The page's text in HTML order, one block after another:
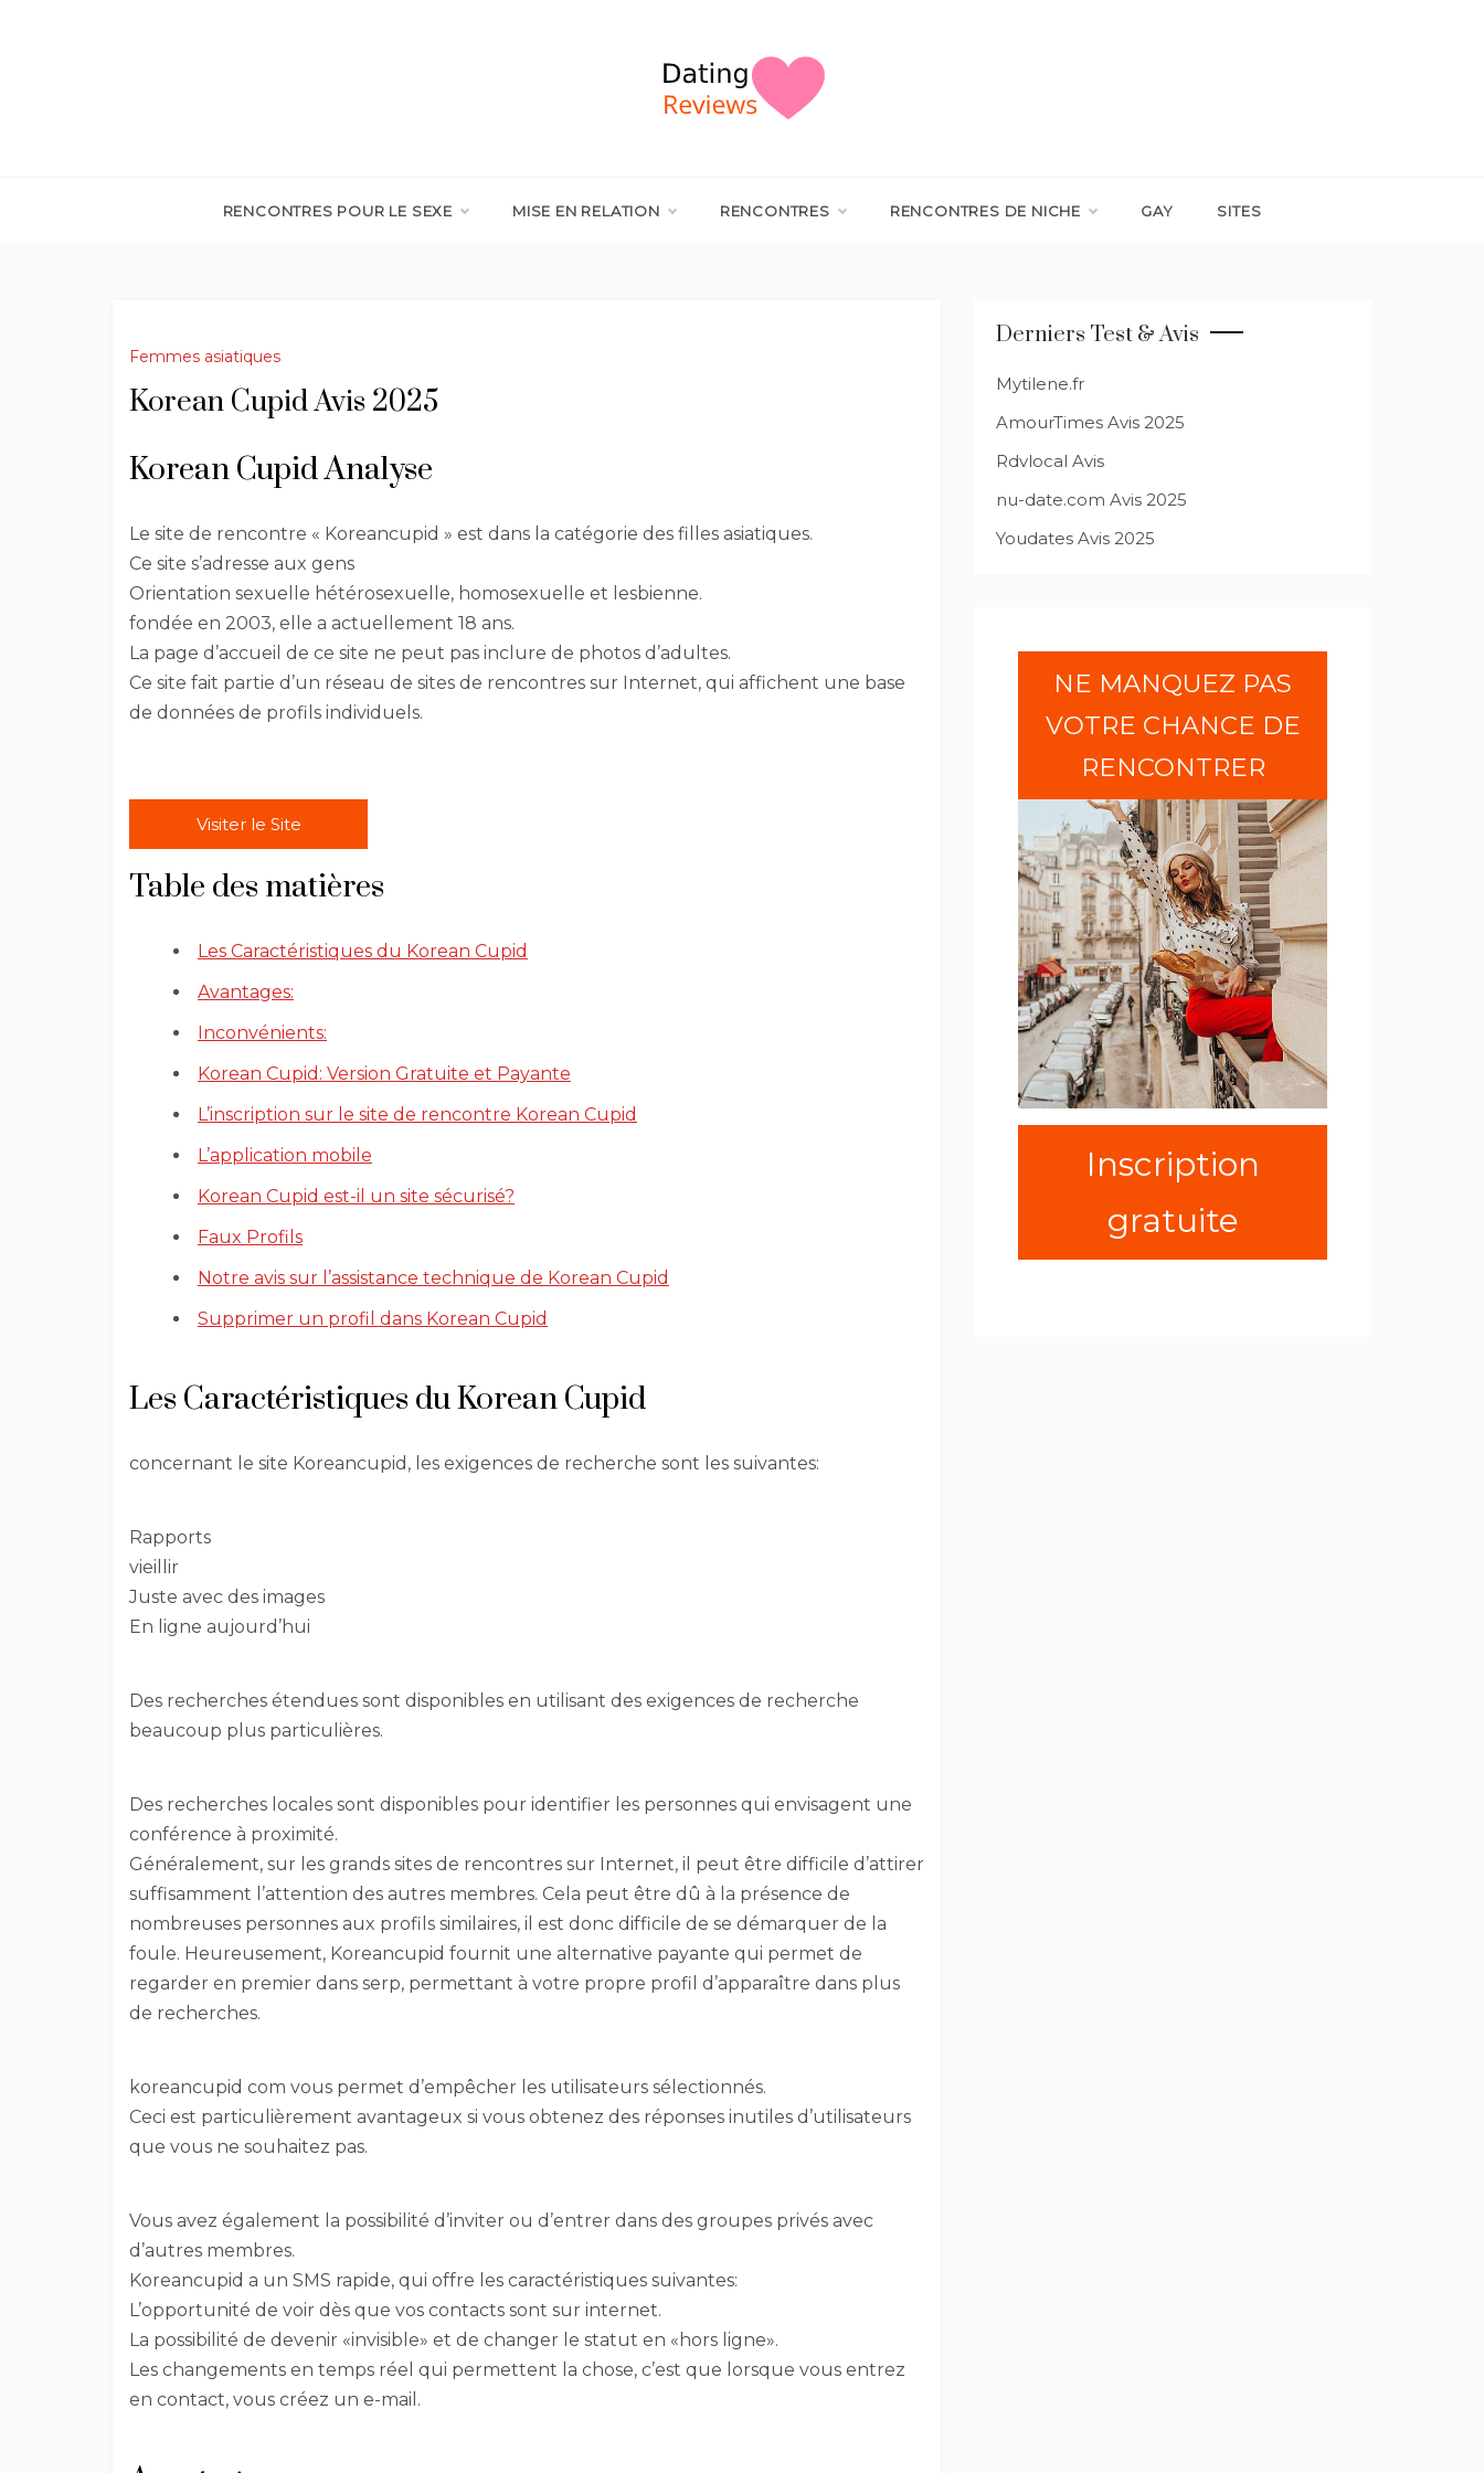
RENCONTRES POUR LE SEXE MISE EN RELATION RENCONTRES RENCONTRES DE NICHE GAY SITES
Femmes asiatiques
Korean Cupid Avis 2025
Korean Cupid Analyse
Le site de rencontre « Koreancupid » est dans la catégorie des filles asiatiques.
Ce site s’adresse aux gens
Orientation sexuelle hétérosexuelle, homosexuelle et lesbienne.
fondée en 2003, elle a actuellement 18 ans.
La page d’accueil de ce site ne peut pas inclure de photos d’adultes.
Ce site fait partie d’un réseau de sites de rencontres sur Internet, qui affichent une base
de données de profils individuels.
Visiter le Site
Table des matières
Les Caractéristiques du Korean Cupid
Avantages:
Inconvénients:
Korean Cupid: Version Gratuite et Payante
L’inscription sur le site de rencontre Korean Cupid
L’application mobile
Korean Cupid est-il un site sécurisé?
Faux Profils
Notre avis sur l’assistance technique de Korean Cupid
Supprimer un profil dans Korean Cupid
Les Caractéristiques du Korean Cupid
concernant le site Koreancupid, les exigences de recherche sont les suivantes:
Rapports
vieillir
Juste avec des images
En ligne aujourd’hui
Des recherches étendues sont disponibles en utilisant des exigences de recherche
beaucoup plus particulières.
Des recherches locales sont disponibles pour identifier les personnes qui envisagent une
conférence à proximité.
Généralement, sur les grands sites de rencontres sur Internet, il peut être difficile d’attirer
suffisamment l’attention des autres membres. Cela peut être dû à la présence de
nombreuses personnes aux profils similaires, il est donc difficile de se démarquer de la
foule. Heureusement, Koreancupid fournit une alternative payante qui permet de
regarder en premier dans serp, permettant à votre propre profil d’apparaître dans plus
de recherches.
koreancupid com vous permet d’empêcher les utilisateurs sélectionnés.
Ceci est particulièrement avantageux si vous obtenez des réponses inutiles d’utilisateurs
que vous ne souhaitez pas.
Vous avez également la possibilité d’inviter ou d’entrer dans des groupes privés avec
d’autres membres.
Koreancupid a un SMS rapide, qui offre les caractéristiques suivantes:
L’opportunité de voir dès que vos contacts sont sur internet.
La possibilité de devenir «invisible» et de changer le statut en «hors ligne».
Les changements en temps réel qui permettent la chose, c’est que lorsque vous entrez
en contact, vous créez un e-mail.
Derniers Test & Avis
Mytilene.fr
AmourTimes Avis 2025
Rdvlocal Avis
nu-date.com Avis 2025
Youdates Avis 2025
NE MANQUEZ PAS
VOTRE CHANCE DE
RENCONTRER
Inscription
gratuite